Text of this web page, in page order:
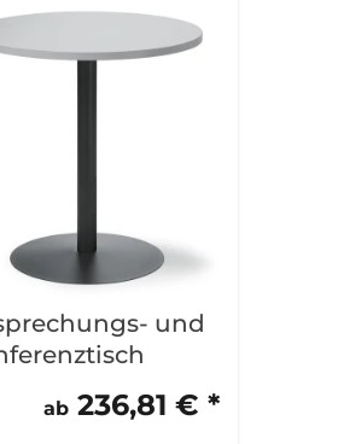
und
ab 236,81 € *